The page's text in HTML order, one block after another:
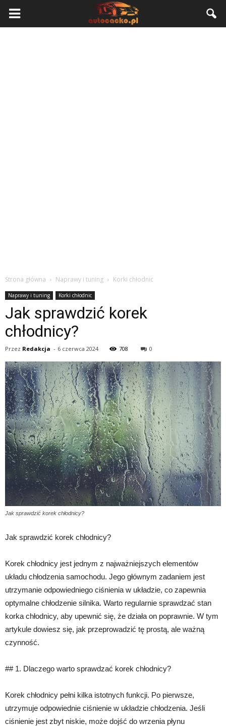
Strona główna Naprawy i tuning Korki chłodnic
Naprawy i tuning Korki chłodnic
Jak sprawdzić korek
chłodnicy?
Przez Redakcja - 6 czerwca 2024 708 0
Jak sprawdzić korek chłodnicy?
Jak sprawdzić korek chłodnicy?
Korek chłodnicy jest jednym z najważniejszych elementów
układu chłodzenia samochodu. Jego głównym zadaniem jest
utrzymanie odpowiedniego ciśnienia w układzie, co zapewnia
optymalne chłodzenie silnika. Warto regularnie sprawdzać stan
korka chłodnicy, aby upewnić się, że działa on poprawnie. W tym
artykule dowiesz się, jak przeprowadzić tę prostą, ale ważną
czynność.
## 1. Dlaczego warto sprawdzać korek chłodnicy?
Korek chłodnicy pełni kilka istotnych funkcji. Po pierwsze,
utrzymuje odpowiednie ciśnienie w układzie chłodzenia. Jeśli
ciśnienie jest zbyt niskie, może dojść do wrzenia płynu